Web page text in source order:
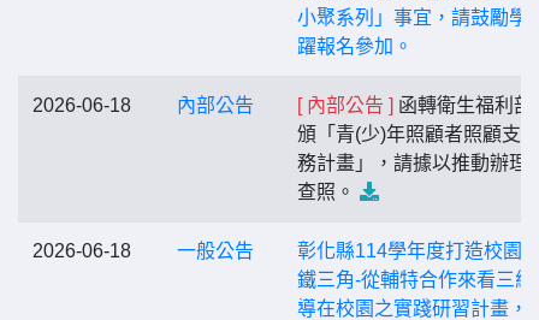
小聚系列」事宜，請鼓勵學
躍報名參加。
2026-06-18 內部公告 [ 內部公告 ] 函轉衛生福利部
頒「青(少)年照顧者照顧支
務計畫」，請據以推動辦理
查照。
2026-06-18 一般公告
彰化縣114學年度打造校園
鐵三角-從輔特合作來看三級
導在校園之實踐研習計畫，